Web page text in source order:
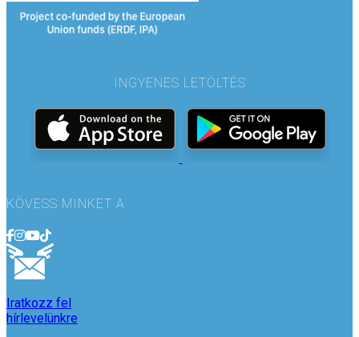
INGYENES LETÖLTÉS
KÖVESS MINKET A
Iratkozz fel
hírlevelünkre